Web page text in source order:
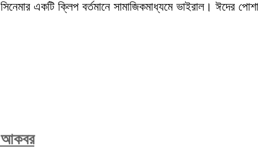
একটি ক্লিপ বর্তমানে সামাজিকমাধ্যমে ভাইরাল। ঈদের
আকবর